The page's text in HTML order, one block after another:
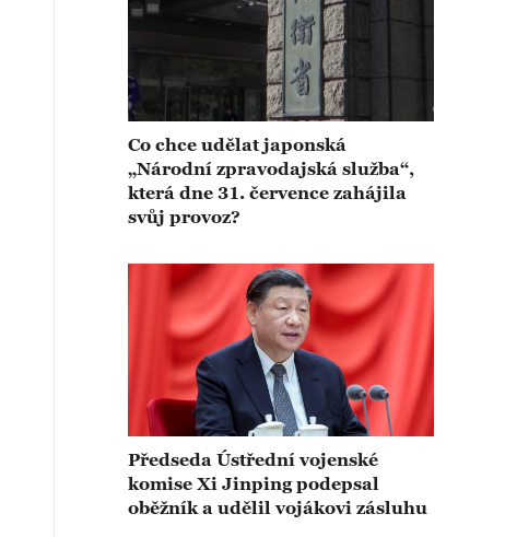
Co chce udělat japonská
„Národní zpravodajská služba“,
která dne 31. července zahájila
svůj provoz?
Předseda Ústřední vojenské
komise Xi Jinping podepsal
oběžník a udělil vojákovi zásluhu